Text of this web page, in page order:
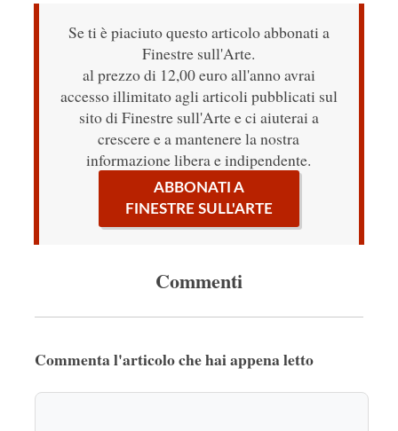
Se ti è piaciuto questo articolo abbonati a
Finestre sull'Arte.
al prezzo di 12,00 euro all'anno avrai
accesso illimitato agli articoli pubblicati sul
sito di Finestre sull'Arte e ci aiuterai a
crescere e a mantenere la nostra
informazione libera e indipendente.
ABBONATI A
FINESTRE SULL'ARTE
Commenti
Commenta l'articolo che hai appena letto